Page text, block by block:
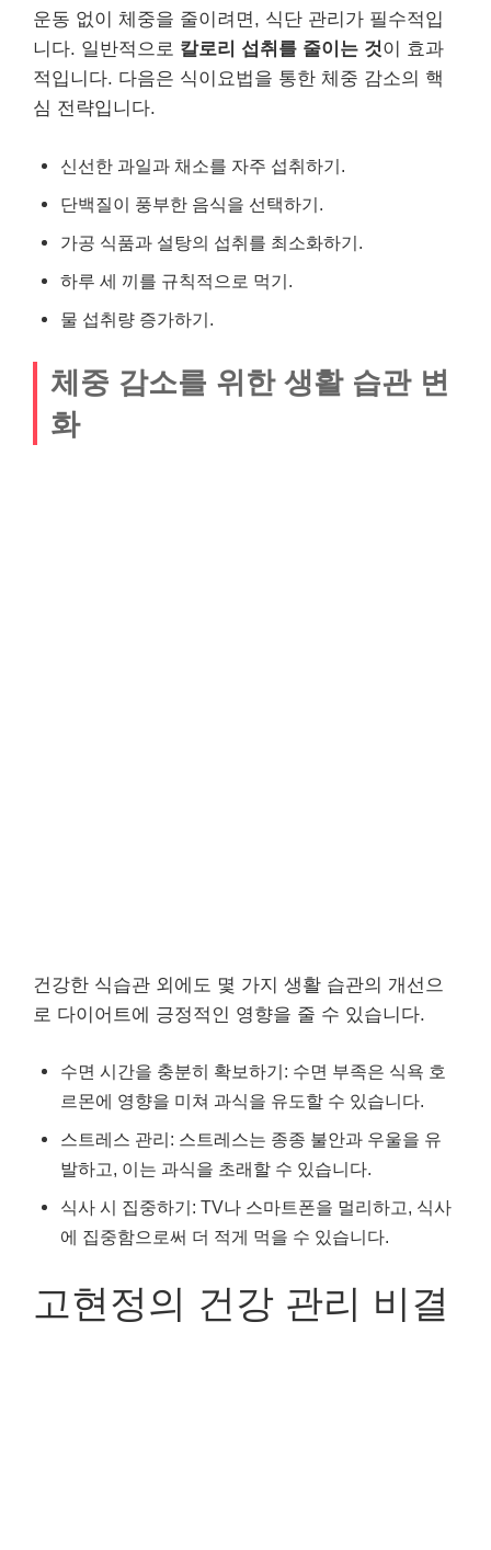
운동 없이 체중을 줄이려면, 식단 관리가 필수적입
니다. 일반적으로 칼로리 섭취를 줄이는 것이 효과
적입니다. 다음은 식이요법을 통한 체중 감소의 핵
심 전략입니다.
신선한 과일과 채소를 자주 섭취하기.
단백질이 풍부한 음식을 선택하기.
가공 식품과 설탕의 섭취를 최소화하기.
하루 세 끼를 규칙적으로 먹기.
물 섭취량 증가하기.
체중 감소를 위한 생활 습관 변
화
건강한 식습관 외에도 몇 가지 생활 습관의 개선으
로 다이어트에 긍정적인 영향을 줄 수 있습니다.
수면 시간을 충분히 확보하기: 수면 부족은 식욕 호
르몬에 영향을 미쳐 과식을 유도할 수 있습니다.
스트레스 관리: 스트레스는 종종 불안과 우울을 유
발하고, 이는 과식을 초래할 수 있습니다.
식사 시 집중하기: TV나 스마트폰을 멀리하고, 식사
에 집중함으로써 더 적게 먹을 수 있습니다.
고현정의 건강 관리 비결